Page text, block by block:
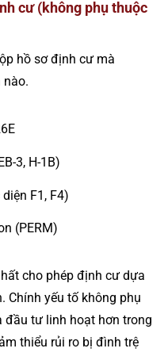
cư (không phụ thuộc
hồ sơ định cư mà
nào.
3, H-1B)
F1, F4)
(PERM)
cho phép định cư dựa
Chính yếu tố không phụ
đầu tư linh hoạt hơn trong
thiểu rủi ro bị đình trệ